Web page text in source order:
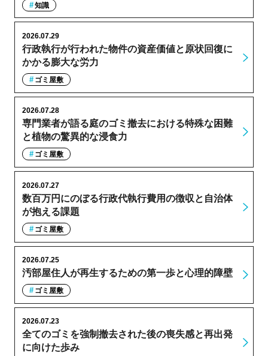
知識
行政執行が行われた物件の資産価値と原状回復に
かかる膨大な労力
2026.07.29
ゴミ屋敷
専門業者が語る庭のゴミ撤去における特殊な困難
と植物の驚異的な浸食力
2026.07.28
ゴミ屋敷
数百万円にのぼる行政代執行費用の徴収と自治体
が抱える課題
2026.07.27
ゴミ屋敷
汚部屋住人が再生するための第一歩と心理的障壁
2026.07.25
ゴミ屋敷
全てのゴミを強制撤去された後の喪失感と再出発
に向けた歩み
2026.07.23